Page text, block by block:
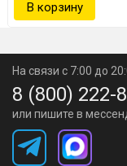
На связи с 7:00 до
8 (800) 222-
или пишите в